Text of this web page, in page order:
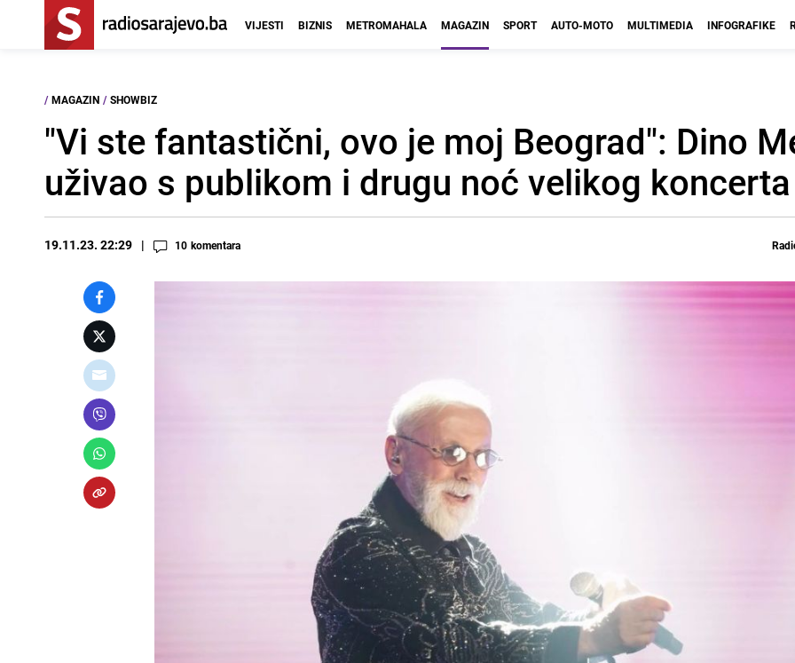
VIJESTI BIZNIS METROMAHALA MAGAZIN SPORT AUTO-MOTO MULTIMEDIA INFOGRAFIKE
/ MAGAZIN / SHOWBIZ
"Vi ste fantastični, ovo je moj Beograd": Dino
uživao s publikom i drugu noć velikog koncerta
19.11.23. 22:29 10 komentara